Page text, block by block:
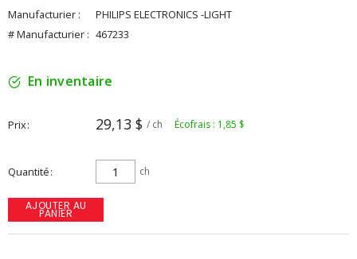
Manufacturier :
PHILIPS ELECTRONICS -LIGHT
# Manufacturier : 467233
En inventaire
Prix 29,13 $ / ch Écofrais : 1,85 $
Quantité ch
AJOUTER AU
PANIER